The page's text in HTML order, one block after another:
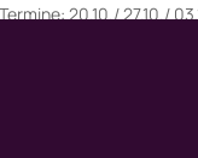
20.10./ 27.10./ 03.11./